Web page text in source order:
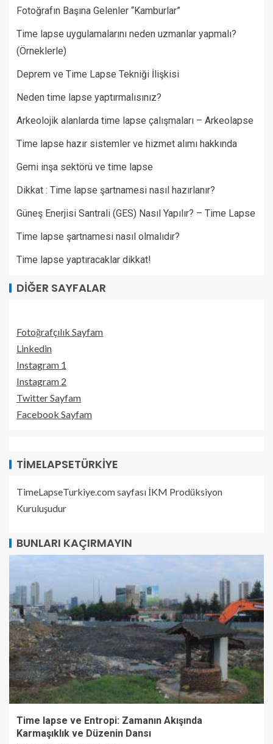
Fotoğrafın Başına Gelenler “Kamburlar”​
Time lapse uygulamalarını neden uzmanlar yapmalı?
(Örneklerle)
Deprem ve Time Lapse Tekniği İlişkisi
Neden time lapse yaptırmalısınız?
Arkeolojik alanlarda time lapse çalışmaları – Arkeolapse
Time lapse hazır sistemler ve hizmet alımı hakkında
Gemi inşa sektörü ve time lapse
Dikkat : Time lapse şartnamesi nasıl hazırlanır?
Güneş Enerjisi Santrali (GES) Nasıl Yapılır? – Time Lapse
Time lapse şartnamesi nasıl olmalıdır?
Time lapse yaptıracaklar dikkat!
DIĞER SAYFALAR
Fotoğrafçılık Sayfam
Linkedin
Instagram 1
Instagram 2
Twitter Sayfam
Facebook Sayfam
TIMELAPSETÜRKIYE
TimeLapseTurkiye.com sayfası İKM Prodüksiyon
Kuruluşudur
BUNLARI KAÇIRMAYIN
Time lapse ve Entropi: Zamanın Akışında
Karmaşıklık ve Düzenin Dansı